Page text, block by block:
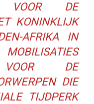
VOOR DE
KONINKLIJK
AFRIKA IN
VOOR DE
DIE
TIJDPERK